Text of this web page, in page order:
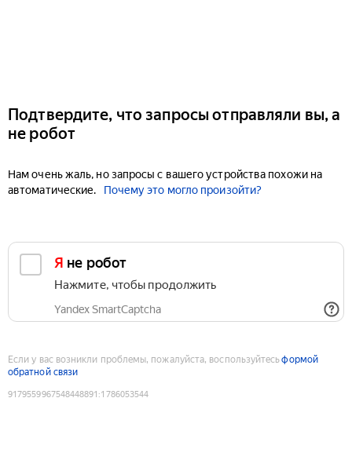
Подтвердите, что запросы отправляли вы, а
не робот
Нам очень жаль, но запросы с вашего устройства похожи на
автоматические.
Почему это могло произойти?
Я не робот
Нажмите, чтобы продолжить
Yandex SmartCaptcha
Если у вас возникли проблемы, пожалуйста, воспользуйтесьформой
обратной связи
9179559967548448891 :1786053544